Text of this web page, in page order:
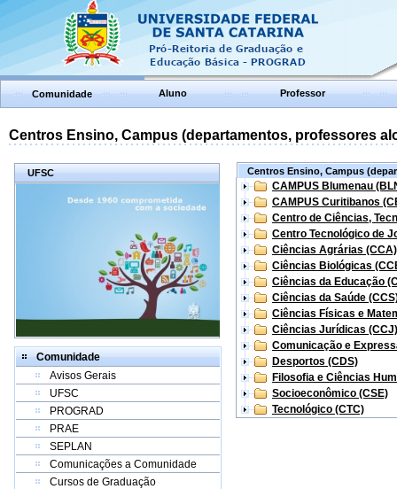
Comunidade Aluno Professor
Centros Ensino, Campus (departamentos, professores
UFSC
Comunidade
Avisos Gerais
UFSC
PROGRAD
PRAE
SEPLAN
Comunicações a Comunidade
Cursos de Graduação
Centros Ensino, Campus
CAMPUS Blumenau
CAMPUS Curitibanos
Centro de Ciências,
Centro Tecnológico de
Ciências Agrárias (CCA)
Ciências Biológicas
Ciências da Educação
Ciências da Saúde
Ciências Físicas e
Ciências Jurídicas (CCJ)
Comunicação e
Desportos (CDS)
Filosofia e Ciências
Socioeconômico (CSE)
Tecnológico (CTC)